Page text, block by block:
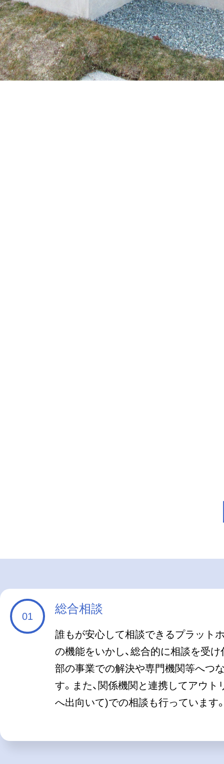
総合相談
誰もが安心して相談できるプラット
の機能をいかし、総合的に相談を受け
部の事業での解決や専門機関等へつ
す。また、関係機関と連携してアウト
へ出向いて)での相談も行っています